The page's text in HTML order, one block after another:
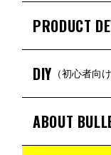
PRODUCT
DIY （初心者向け
ABOUT